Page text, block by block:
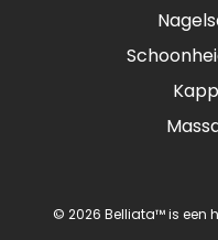
© 2026 Belliata™ is een